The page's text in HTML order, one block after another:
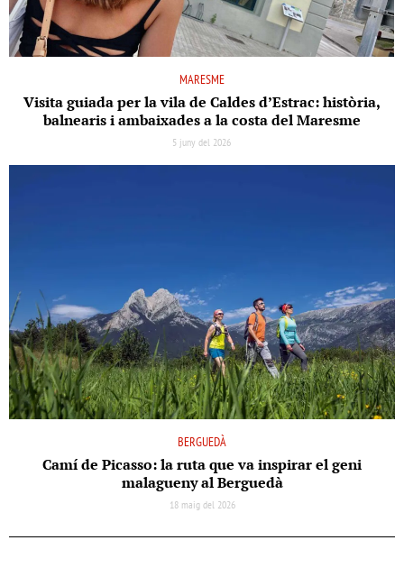
MARESME
Visita guiada per la vila de Caldes d’Estrac: història,
balnearis i ambaixades a la costa del Maresme
5 juny del 2026
BERGUEDÀ
Camí de Picasso: la ruta que va inspirar el geni
malagueny al Berguedà
18 maig del 2026